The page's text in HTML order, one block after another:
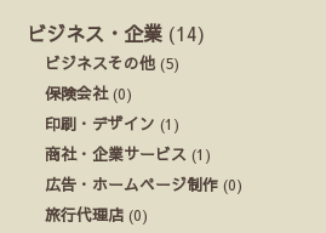
ビジネス・企業 (14)
ビジネスその他 (5)
保険会社(0)
印刷・デザイン (1)
商社・企業サービス (1)
広告・ホームページ制作 (0)
旅行代理店 (0)